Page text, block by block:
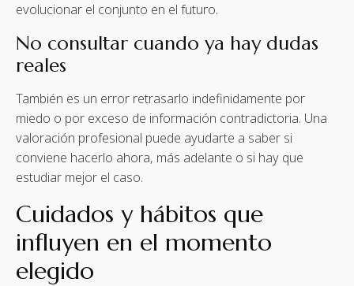
evolucionar el conjunto en el futuro.
No consultar cuando ya hay dudas
reales
También es un error retrasarlo indefinidamente por
miedo o por exceso de información contradictoria. Una
valoración profesional puede ayudarte a saber si
conviene hacerlo ahora, más adelante o si hay que
estudiar mejor el caso.
Cuidados y hábitos que
influyen en el momento
elegido